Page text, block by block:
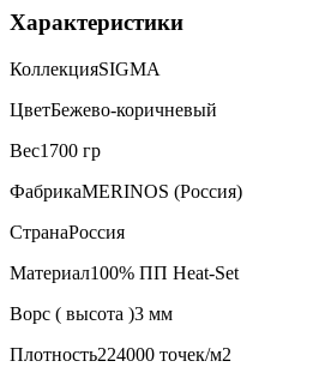
Характеристики
КоллекцияSIGMA
ЦветБежево-коричневый
Вес1700 гр
ФабрикаMERINOS (Россия)
СтранаРоссия
Материал100% ПП Heat-Set
Ворс ( высота )3 мм
Плотность224000 точек/м2